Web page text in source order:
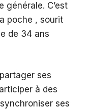
générale. C’est
poche , sourit
de 34 ans
ses
à des
ses